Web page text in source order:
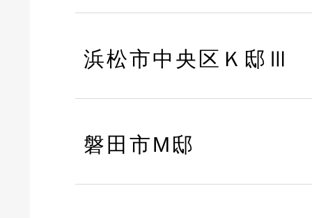
浜松市中央区Ｋ邸Ⅲ
磐田市M邸